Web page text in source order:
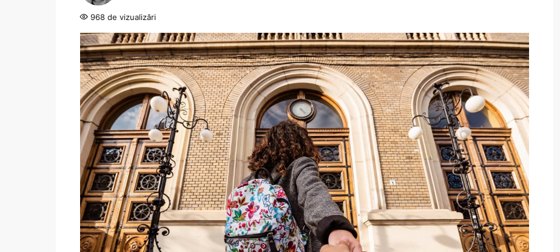
968 de vizualizări